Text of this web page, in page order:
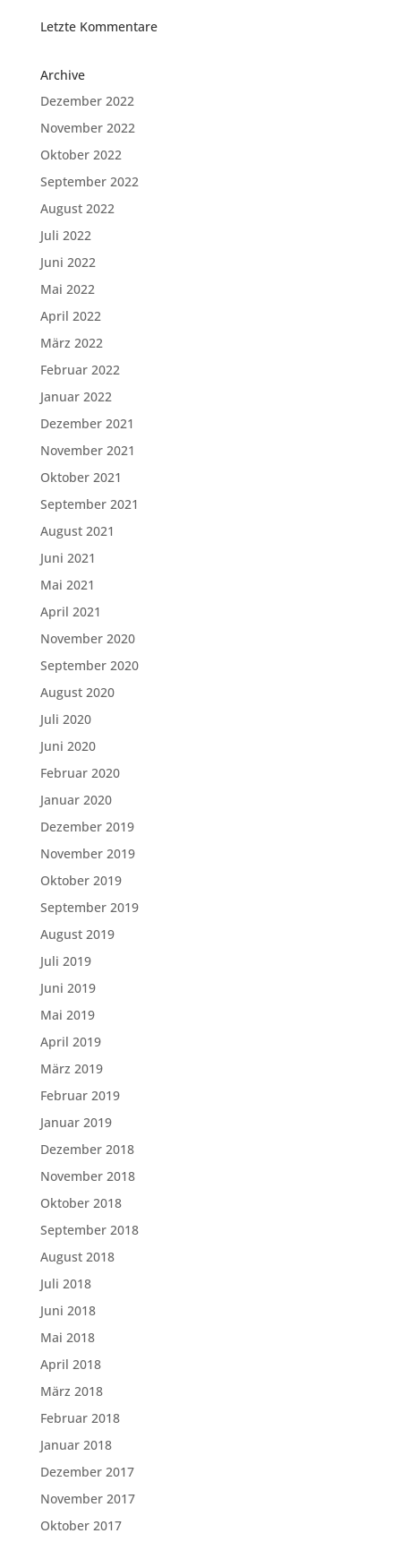
Letzte Kommentare
Archive
Dezember 2022
November 2022
Oktober 2022
September 2022
August 2022
Juli 2022
Juni 2022
Mai 2022
April 2022
März 2022
Februar 2022
Januar 2022
Dezember 2021
November 2021
Oktober 2021
September 2021
August 2021
Juni 2021
Mai 2021
April 2021
November 2020
September 2020
August 2020
Juli 2020
Juni 2020
Februar 2020
Januar 2020
Dezember 2019
November 2019
Oktober 2019
September 2019
August 2019
Juli 2019
Juni 2019
Mai 2019
April 2019
März 2019
Februar 2019
Januar 2019
Dezember 2018
November 2018
Oktober 2018
September 2018
August 2018
Juli 2018
Juni 2018
Mai 2018
April 2018
März 2018
Februar 2018
Januar 2018
Dezember 2017
November 2017
Oktober 2017